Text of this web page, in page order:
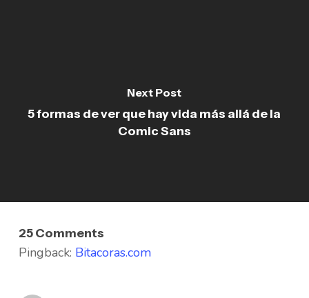
Next Post
5 formas de ver que hay vida más allá de la
Comic Sans
25 Comments
Pingback: Bitacoras.com